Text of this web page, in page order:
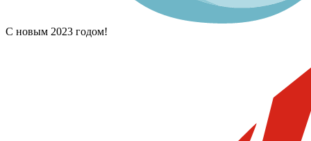
С новым 2023 годом!